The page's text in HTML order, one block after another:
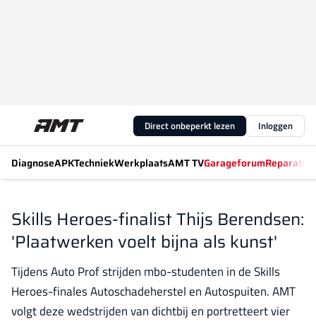
Direct onbeperkt lezen Inloggen
DiagnoseAPKTechniekWerkplaatsAMT TVGarageforum
Skills Heroes-finalist Thijs Berendsen:
'Plaatwerken voelt bijna als kunst'
Tijdens Auto Prof strijden mbo-studenten in de Skills
Heroes-finales Autoschadeherstel en Autospuiten. AMT
volgt deze wedstrijden van dichtbij en portretteert vier